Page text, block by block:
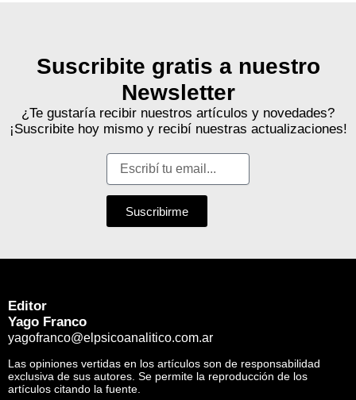
Suscribite gratis a nuestro
Newsletter
¿Te gustaría recibir nuestros artículos y novedades?
¡Suscribite hoy mismo y recibí nuestras actualizaciones!
Suscribirme
Editor
Yago Franco
yagofranco@elpsicoanalitico.com.ar
Las opiniones vertidas en los artículos son de responsabilidad
exclusiva de sus autores. Se permite la reproducción de los
artículos citando la fuente.